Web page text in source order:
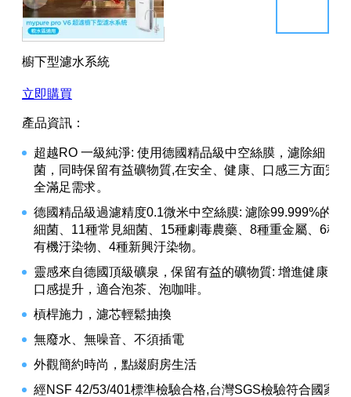
櫥下型濾水系統
立即購買
產品資訊：
超越RO 一級純淨: 使用德國精品級中空絲膜，濾除細
菌，同時保留有益礦物質,在安全、健康、口感三方面完
全滿足需求。
德國精品級過濾精度0.1微米中空絲膜: 濾除99.999%的
細菌、11種常見細菌、15種劇毒農藥、8種重金屬、6種
有機汙染物、4種新興汙染物。
靈感來自德國頂級礦泉，保留有益的礦物質: 增進健康，
口感提升，適合泡茶、泡咖啡。
槓桿施力，濾芯輕鬆抽換
無廢水、無噪音、不須插電
外觀簡約時尚，點綴廚房生活
經NSF 42/53/401標準檢驗合格,台灣SGS檢驗符合國家